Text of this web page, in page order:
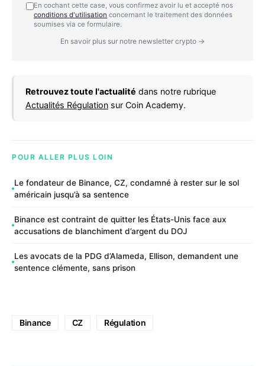
En cochant cette case, vous confirmez avoir lu et accepté nos
conditions d'utilisation concernant le traitement des données
soumises via ce formulaire.
En savoir plus sur notre newsletter crypto →
Retrouvez toute l'actualité dans notre rubrique
Actualités Régulation sur Coin Academy.
POUR ALLER PLUS LOIN
Le fondateur de Binance, CZ, condamné à rester sur le sol
américain jusqu’à sa sentence
Binance est contraint de quitter les États-Unis face aux
accusations de blanchiment d’argent du DOJ
Les avocats de la PDG d’Alameda, Ellison, demandent une
sentence clémente, sans prison
Binance CZ Régulation